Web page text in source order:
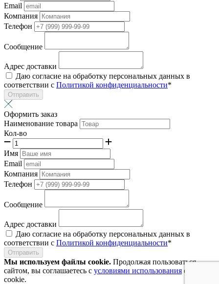
Email
Компания
Телефон
Сообщение
Адрес доставки
Даю согласие на обработку персональных данных в
соответствии с Политикой конфиденциальности*
Отправить
Оформить заказ
Наименование товара
Кол-во
Имя
Email
Компания
Телефон
Сообщение
Адрес доставки
Даю согласие на обработку персональных данных в
соответствии с Политикой конфиденциальности*
Отправить
Мы используем файлы cookie. Продолжая пользоваться
сайтом, вы соглашаетесь с условиями использования файлов
cookie.